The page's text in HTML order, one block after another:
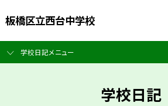
板橋区立西台中学校
学校日記メニュー
学校日記